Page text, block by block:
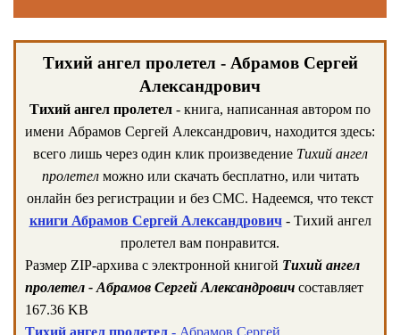
Тихий ангел пролетел - Абрамов Сергей
Александрович
Тихий ангел пролетел - книга, написанная автором по
имени Абрамов Сергей Александрович, находится здесь:
всего лишь через один клик произведение Тихий ангел
пролетелможно или скачать бесплатно, или читать
онлайн без регистрации и без СМС. Надеемся, что текст
книги Абрамов Сергей Александрович- Тихий ангел
пролетел вам понравится.
Размер ZIP-архива c электронной книгой Тихий ангел
пролетел - Абрамов Сергей Александрович составляет
167.36 KB
Тихий ангел пролетел - Абрамов Сергей